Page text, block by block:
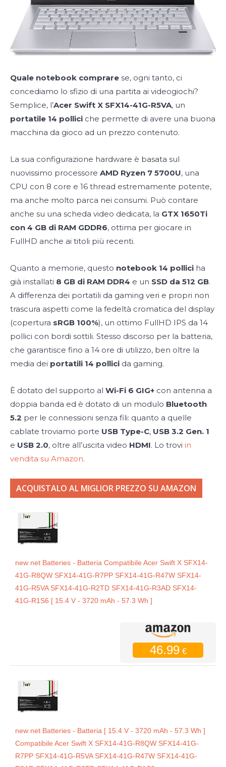
Quale notebook comprare se, ogni tanto, ci
concediamo lo sfizio di una partita ai videogiochi?
Semplice, l’Acer Swift X SFX14-41G-R5VA, un
portatile 14 pollici che permette di avere una buona
macchina da gioco ad un prezzo contenuto.
La sua configurazione hardware è basata sul
nuovissimo processore AMD Ryzen 7 5700U, una
CPU con 8 core e 16 thread estremamente potente,
ma anche molto parca nei consumi. Può contare
anche su una scheda video dedicata, la GTX 1650Ti
con 4 GB di RAM GDDR6, ottima per giocare in
FullHD anche ai titoli più recenti.
Quanto a memorie, questo notebook 14 pollici ha
già installati 8 GB di RAM DDR4 e un SSD da 512 GB.
A differenza dei portatili da gaming veri e propri non
trascura aspetti come la fedeltà cromatica del display
(copertura sRGB 100%), un ottimo FullHD IPS da 14
pollici con bordi sottili. Stesso discorso per la batteria,
che garantisce fino a 14 ore di utilizzo, ben oltre la
media dei portatili 14 pollici da gaming.
È dotato del supporto al Wi-Fi 6 GIG+ con antenna a
doppia banda ed è dotato di un modulo Bluetooth
5.2 per le connessioni senza fili: quanto a quelle
cablate troviamo porte USB Type-C, USB 3.2 Gen. 1
e USB 2.0, oltre all’uscita video HDMI. Lo trovi in
vendita su Amazon.
ACQUISTALO AL MIGLIOR PREZZO SU AMAZON
new net Batteries - Batteria Compatibile Acer Swift X SFX14-
41G-R8QW SFX14-41G-R7PP SFX14-41G-R47W SFX14-
41G-R5VA SFX14-41G-R2TD SFX14-41G-R3AD SFX14-
41G-R1S6 [ 15.4 V - 3720 mAh - 57.3 Wh ]
46.99 €
new net Batteries - Batteria [ 15.4 V - 3720 mAh - 57.3 Wh ]
Compatibile Acer Swift X SFX14-41G-R8QW SFX14-41G-
R7PP SFX14-41G-R5VA SFX14-41G-R47W SFX14-41G-